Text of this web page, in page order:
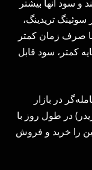
سود آنها بیشتر
تریدینگ،
صرف زمان کمتر
کمتر، سود قابل
در بازار
در طول روز با
را خرید و فروش